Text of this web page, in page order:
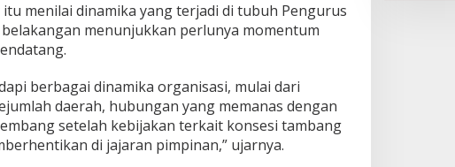
menilai dinamika yang terjadi di tubuh Pengurus
menunjukkan perlunya momentum
berbagai dinamika organisasi, mulai dari
daerah, hubungan yang memanas dengan
setelah kebijakan terkait konsesi tambang
di jajaran pimpinan,” ujarnya.